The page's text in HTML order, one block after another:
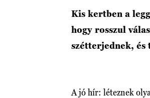
Kis kertben a
hogy rosszul
szétterjednek,
A jó hír: léteznek